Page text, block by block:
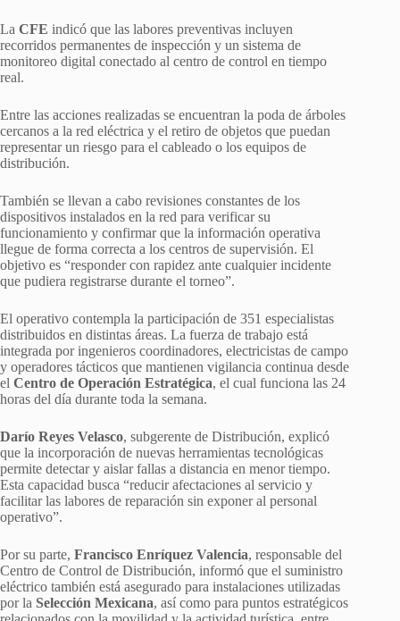
La CFE indicó que las labores preventivas incluyen
recorridos permanentes de inspección y un sistema de
monitoreo digital conectado al centro de control en tiempo
real.
Entre las acciones realizadas se encuentran la poda de árboles
cercanos a la red eléctrica y el retiro de objetos que puedan
representar un riesgo para el cableado o los equipos de
distribución.
También se llevan a cabo revisiones constantes de los
dispositivos instalados en la red para verificar su
funcionamiento y confirmar que la información operativa
llegue de forma correcta a los centros de supervisión. El
objetivo es “responder con rapidez ante cualquier incidente
que pudiera registrarse durante el torneo”.
El operativo contempla la participación de 351 especialistas
distribuidos en distintas áreas. La fuerza de trabajo está
integrada por ingenieros coordinadores, electricistas de campo
y operadores tácticos que mantienen vigilancia continua desde
el Centro de Operación Estratégica, el cual funciona las 24
horas del día durante toda la semana.
Darío Reyes Velasco, subgerente de Distribución, explicó
que la incorporación de nuevas herramientas tecnológicas
permite detectar y aislar fallas a distancia en menor tiempo.
Esta capacidad busca “reducir afectaciones al servicio y
facilitar las labores de reparación sin exponer al personal
operativo”.
Por su parte, Francisco Enríquez Valencia, responsable del
Centro de Control de Distribución, informó que el suministro
eléctrico también está asegurado para instalaciones utilizadas
por la Selección Mexicana, así como para puntos estratégicos